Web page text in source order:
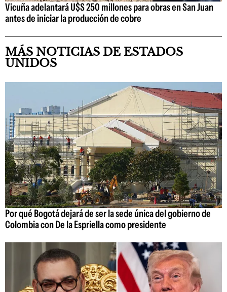
Vicuña adelantará U$S 250 millones para obras en San Juan
antes de iniciar la producción de cobre
MÁS NOTICIAS DE ESTADOS
UNIDOS
Por qué Bogotá dejará de ser la sede única del gobierno de
Colombia con De la Espriella como presidente